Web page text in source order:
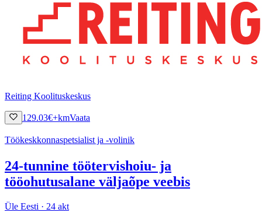
Reiting Koolituskeskus
129.03€+kmVaata
Töökeskkonnaspetsialist ja -volinik
24-tunnine töötervishoiu- ja
tööohutusalane väljaõpe veebis
Üle Eesti · 24 akt